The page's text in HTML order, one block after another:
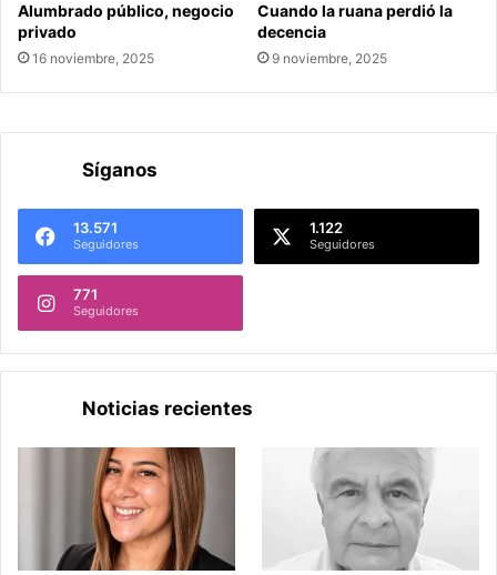
Alumbrado público, negocio
privado
16 noviembre, 2025
Cuando la ruana perdió la
decencia
9 noviembre, 2025
Síganos
13.571
Seguidores
1.122
Seguidores
771
Seguidores
Noticias recientes